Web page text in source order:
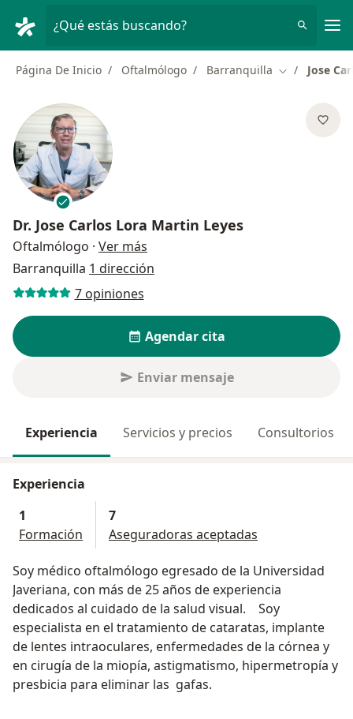
¿Qué estás buscando?
Página De Inicio Oftalmólogo Barranquilla Cambiar de
Jose
Dr. Jose Carlos Lora Martin Leyes
Oftalmólogo · Ver más
Barranquilla 1 dirección
7 opiniones
Agendar cita
Enviar mensaje
Experiencia Servicios y precios Consultorios
Experiencia
1
Formación
7
Aseguradoras aceptadas
Soy médico oftalmólogo egresado de la Universidad
Javeriana, con más de 25 años de experiencia
dedicados al cuidado de la salud visual. Soy
especialista en el tratamiento de cataratas, implante
de lentes intraoculares, enfermedades de la córnea y
en cirugía de la miopía, astigmatismo, hipermetropía y
presbicia para eliminar las gafas.